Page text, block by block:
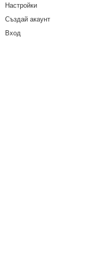
Настройки
Създай акаунт
Вход